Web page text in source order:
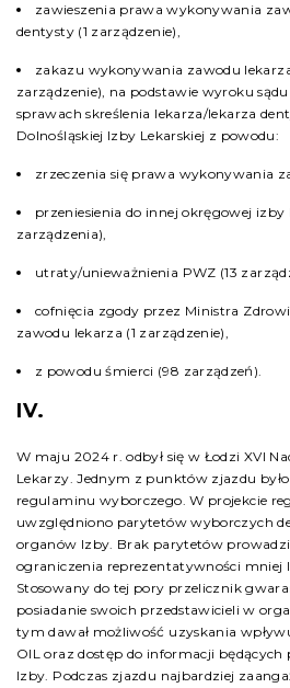
zawieszenia prawa wykonywania
dentysty (1 zarządzenie),
zakazu wykonywania zawodu
zarządzenie), na podstawie wyroku
sprawach skreślenia lekarza/lekarza
Dolnośląskiej Izby Lekarskiej z powodu:
zrzeczenia się prawa wykonywania
przeniesienia do innej okręgowej izby
zarządzenia),
utraty/unieważnienia PWZ (13
cofnięcia zgody przez Ministra
zawodu lekarza (1 zarządzenie),
z powodu śmierci (98 zarządzeń).
IV.
W maju 2024 r. odbył się w Łodzi XVI
Lekarzy. Jednym z punktów zjazdu
regulaminu wyborczego. W projekcie
uwzględniono parytetów wyborczych
organów Izby. Brak parytetów
ograniczenia reprezentatywności mniej
Stosowany do tej pory przelicznik
posiadanie swoich przedstawicieli w
tym dawał możliwość uzyskania
OIL oraz dostęp do informacji będących
Izby. Podczas zjazdu najbardziej